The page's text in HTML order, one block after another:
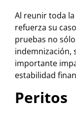
Al reunir toda
refuerza su
pruebas no
indemnización,
importante
estabilidad
Peritos